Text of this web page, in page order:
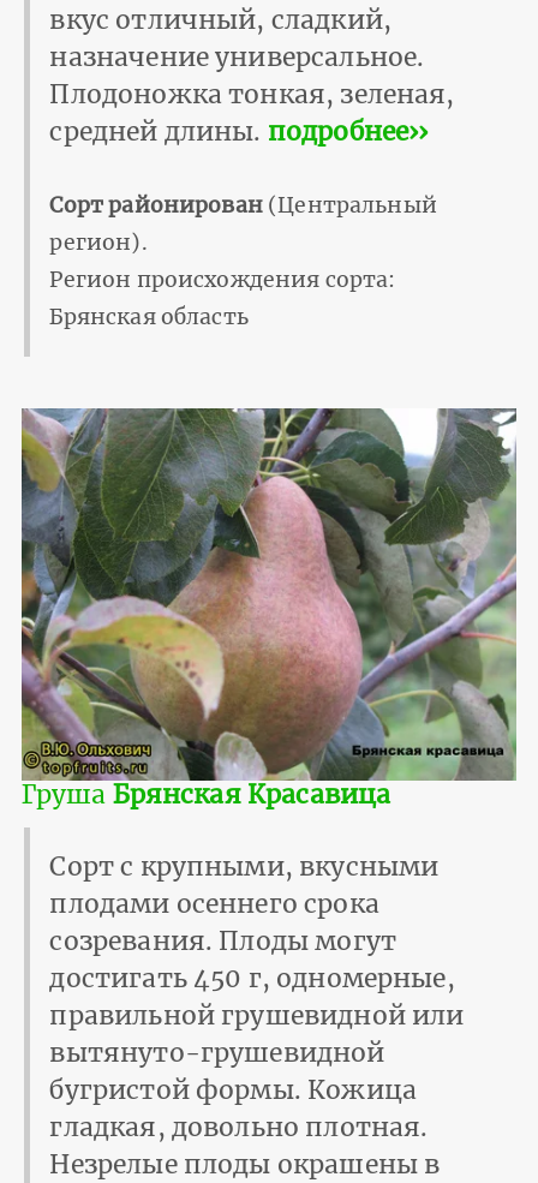
вкус отличный, сладкий,
назначение универсальное.
Плодоножка тонкая, зеленая,
средней длины. подробнее››
Сорт районирован(Центральный
регион).
Регион происхождения сорта:
Брянская область
Груша Брянская Красавица
Сорт с крупными, вкусными
плодами осеннего срока
созревания. Плоды могут
достигать 450 г, одномерные,
правильной грушевидной или
вытянуто-грушевидной
бугристой формы. Кожица
гладкая, довольно плотная.
Незрелые плоды окрашены в